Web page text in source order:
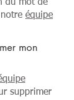
du mot de
équipe
mon
supprimer